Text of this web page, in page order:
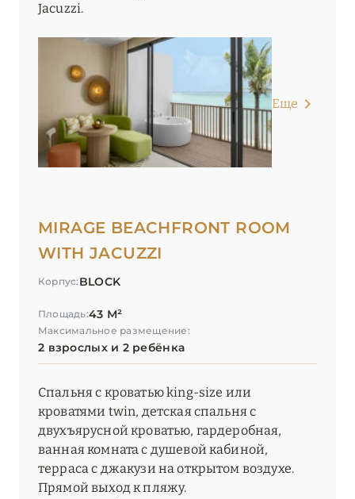
Jacuzzi.
Еще
MIRAGE BEACHFRONT ROOM
WITH JACUZZI
Корпус: BLOCK
Площадь:43 М²
Максимальное размещение:
2 взрослых и 2 ребёнка
Спальня с кроватью king-size или
кроватями twin, детская спальня с
двухъярусной кроватью, гардеробная,
ванная комната с душевой кабиной,
терраса с джакузи на открытом воздухе.
Прямой выход к пляжу.